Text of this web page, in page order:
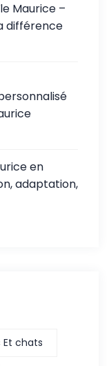
Maurice –
différence
en
adaptation,
chats